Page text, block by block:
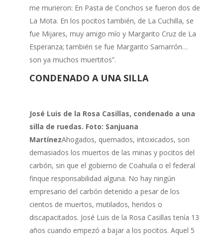
me murieron: En Pasta de Conchos se fueron dos de
La Mota. En los pocitos también, de La Cuchilla, se
fue Mijares, muy amigo mío y Margarito Cruz de La
Esperanza; también se fue Margarito Samarrón…
son ya muchos muertitos”.
CONDENADO A UNA SILLA
José Luis de la Rosa Casillas, condenado a una
silla de ruedas. Foto: Sanjuana
MartínezAhogados, quemados, intoxicados, son
demasiados los muertos de las minas y pocitos del
carbón, sin que el gobierno de Coahuila o el federal
finque responsabilidad alguna. No hay ningún
empresario del carbón detenido a pesar de los
cientos de muertos, mutilados, heridos o
discapacitados. José Luis de la Rosa Casillas tenía 13
años cuando empezó a bajar a los pocitos. Aquel 5